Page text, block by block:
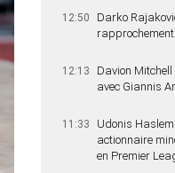
12:50
Darko
12:13
Davion
avec Giannis
11:33
Udonis
actionnaire
en Premier